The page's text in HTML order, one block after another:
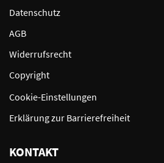
Datenschutz
AGB
Widerrufsrecht
Copyright
Cookie-Einstellungen
Erklärung zur Barrierefreiheit
KONTAKT